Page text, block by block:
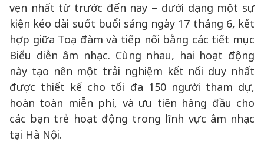
vẹn nhất từ trước đến nay – dưới dạng một sự
kiện kéo dài suốt buổi sáng ngày 17 tháng 6, kết
hợp giữa Toạ đàm và tiếp nối bằng các tiết mục
Biểu diễn âm nhạc. Cùng nhau, hai hoạt động
này tạo nên một trải nghiệm kết nối duy nhất
được thiết kế cho tối đa 150 người tham dự,
hoàn toàn miễn phí, và ưu tiên hàng đầu cho
các bạn trẻ hoạt động trong lĩnh vực âm nhạc
tại Hà Nội.